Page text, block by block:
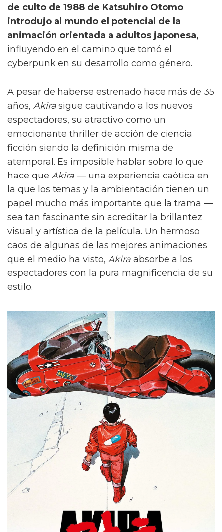
de culto de 1988 de Katsuhiro Otomo
introdujo al mundo el potencial de la
animación orientada a adultos japonesa,
influyendo en el camino que tomó el
cyberpunk en su desarrollo como género.
A pesar de haberse estrenado hace más de 35
años, Akira sigue cautivando a los nuevos
espectadores, su atractivo como un
emocionante thriller de acción de ciencia
ficción siendo la definición misma de
atemporal. Es imposible hablar sobre lo que
hace que Akira — una experiencia caótica en
la que los temas y la ambientación tienen un
papel mucho más importante que la trama —
sea tan fascinante sin acreditar la brillantez
visual y artística de la película. Un hermoso
caos de algunas de las mejores animaciones
que el medio ha visto, Akira absorbe a los
espectadores con la pura magnificencia de su
estilo.